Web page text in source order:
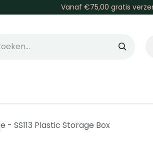
Vanaf €75,00 gratis
- SS113 Plastic Storage Box